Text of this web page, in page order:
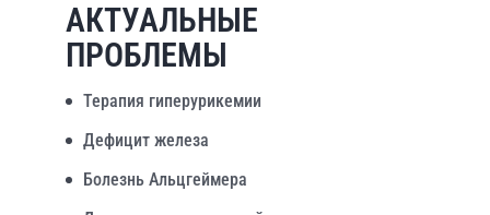
АКТУАЛЬНЫЕ
ПРОБЛЕМЫ
Терапия гиперурикемии
Дефицит железа
Болезнь Альцгеймера